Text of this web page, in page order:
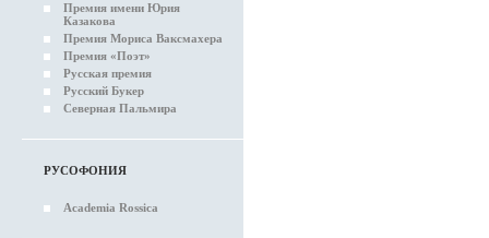
Премия имени Юрия
Казакова
Премия Мориса Ваксмахера
Премия «Поэт»
Русская премия
Русский Букер
Северная Пальмира
РУСОФОНИЯ
Academia Rossica